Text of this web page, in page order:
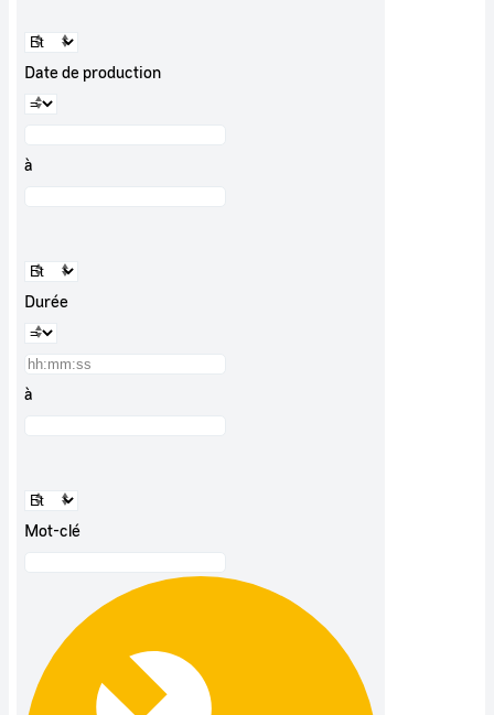
Date de production
à
Durée
à
Mot-clé